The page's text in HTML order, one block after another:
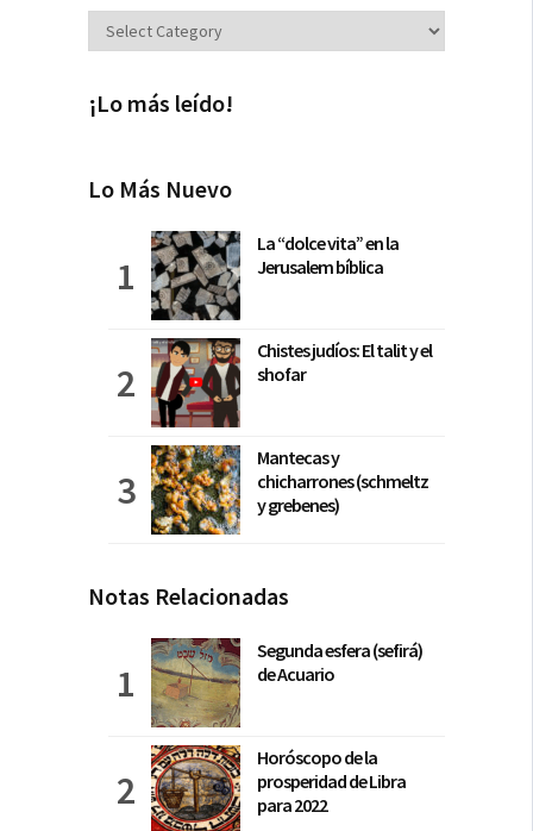
Secciones
¡Lo más leído!
Lo Más Nuevo
La “dolce vita” en la
Jerusalem bíblica
Chistes judíos: El talit y el
shofar
Mantecas y
chicharrones (schmeltz
y grebenes)
Notas Relacionadas
Segunda esfera (sefirá)
de Acuario
Horóscopo de la
prosperidad de Libra
para 2022